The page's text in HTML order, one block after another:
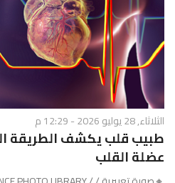
الثلاثاء, 28 يوليو 2026 - 12:29 م
طبيب قلب يكشف الطريقة
عضلة القلب